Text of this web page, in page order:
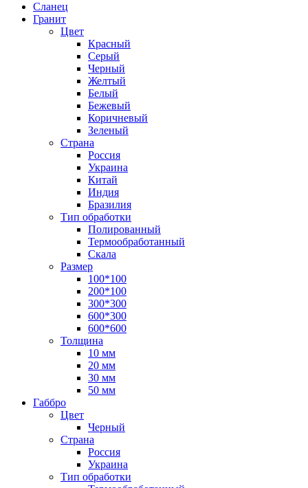
Сланец
Гранит
Цвет
Красный
Серый
Черный
Желтый
Белый
Бежевый
Коричневый
Зеленый
Страна
Россия
Украина
Китай
Индия
Бразилия
Тип обработки
Полированный
Термообработанный
Скала
Размер
100*100
200*100
300*300
600*300
600*600
Толщина
10 мм
20 мм
30 мм
50 мм
Габбро
Цвет
Черный
Страна
Россия
Украина
Тип обработки